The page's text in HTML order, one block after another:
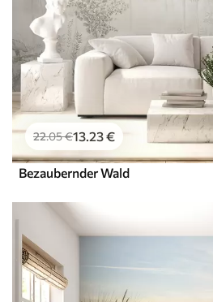
22.05€13.23€
Bezaubernder Wald